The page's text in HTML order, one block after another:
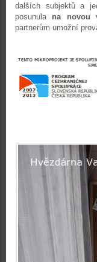
dalších subjektů a
posunulana novou
partnerům umožní